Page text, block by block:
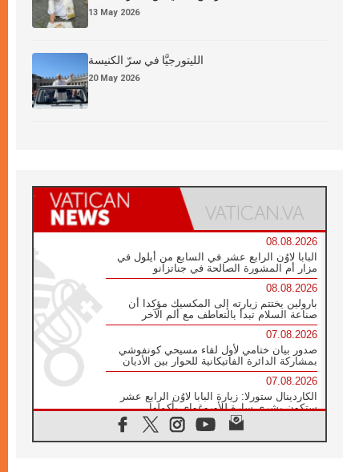
13 May 2026
الليتورجيَّا في سرّ الكنيسة
20 May 2026
08.08.2026
البابا لاوُن الرابع عشر في السابع من أيلول في
مزار أم المشورة الصالحة في جناتزانو
08.08.2026
بارولين يختتم زيارته إلى المكسيك مؤكدا أن
صناعة السلام تبدأ بالتعاطف مع ألم الآخر
07.08.2026
صدور بيان ختامي لأول لقاء مسيحي كونفوشي
بمشاركة الدائرة الفاتيكانية للحوار بين الأديان
07.08.2026
الكاردينال ستورلا: زيارة البابا لاوُن الرابع عشر
ستكون بشرى سارة للأوروغواي بأكملها
الفاتيكان يعلن برنامج الزيارة الرسولية للبابا لاوُن